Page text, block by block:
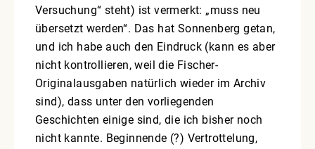
Versuchung“ steht) ist vermerkt: „muss neu
übersetzt werden“. Das hat Sonnenberg getan,
und ich habe auch den Eindruck (kann es aber
nicht kontrollieren, weil die Fischer-
Originalausgaben natürlich wieder im Archiv
sind), dass unter den vorliegenden
Geschichten einige sind, die ich bisher noch
nicht kannte. Beginnende (?) Vertrottelung,